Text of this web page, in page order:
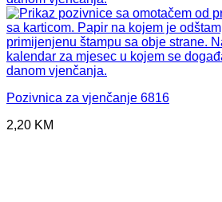
Pozivnica za vjenčanje 6816
2,20 KM